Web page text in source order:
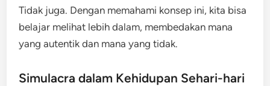
Tidak juga. Dengan memahami konsep ini, kita bisa
belajar melihat lebih dalam, membedakan mana
yang autentik dan mana yang tidak.
Simulacra dalam Kehidupan Sehari-hari